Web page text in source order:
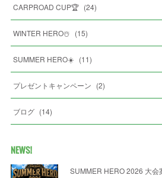
CARPROAD CUP🏆 (24)
WINTER HERO☃️ (15)
SUMMER HERO☀️ (11)
プレゼントキャンペーン (2)
ブログ (14)
NEWS!
SUMMER HERO 2026 大会